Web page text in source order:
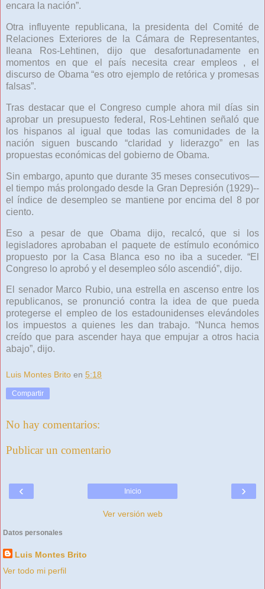
encara la nación”.
Otra influyente republicana, la presidenta del Comité de
Relaciones Exteriores de la Cámara de Representantes,
Ileana Ros-Lehtinen, dijo que desafortunadamente en
momentos en que el país necesita crear empleos , el
discurso de Obama “es otro ejemplo de retórica y promesas
falsas”.
Tras destacar que el Congreso cumple ahora mil días sin
aprobar un presupuesto federal, Ros-Lehtinen señaló que
los hispanos al igual que todas las comunidades de la
nación siguen buscando “claridad y liderazgo” en las
propuestas económicas del gobierno de Obama.
Sin embargo, apunto que durante 35 meses consecutivos—
el tiempo más prolongado desde la Gran Depresión (1929)--
el índice de desempleo se mantiene por encima del 8 por
ciento.
Eso a pesar de que Obama dijo, recalcó, que si los
legisladores aprobaban el paquete de estímulo económico
propuesto por la Casa Blanca eso no iba a suceder. “El
Congreso lo aprobó y el desempleo sólo ascendió”, dijo.
El senador Marco Rubio, una estrella en ascenso entre los
republicanos, se pronunció contra la idea de que pueda
protegerse el empleo de los estadounidenses elevándoles
los impuestos a quienes les dan trabajo. “Nunca hemos
creído que para ascender haya que empujar a otros hacia
abajo”, dijo.
Luis Montes Brito en 5:18
Compartir
No hay comentarios:
Publicar un comentario
‹ ›
Inicio
Ver versión web
Datos personales
Luis Montes Brito
Ver todo mi perfil